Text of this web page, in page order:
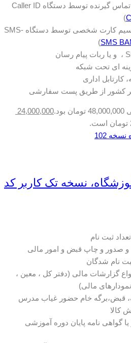
نمایش شماره و تصویر تماس گیرنده توسط دستگاه Caller ID
)
ارسال پیامک از طریق سیم کارت شخصی توسط دستگاه SMS-
)
ای تحت شبکه
اداری
کشور از طریق پست سفارشی
24,000,000
نسخه تک کاربر کد
ثبت نام
و صدور و چاپ قبض و امور مالی
نام شدگان
گزارشات مالی (دفتر کل ، معین ،
مالی)
قبض،برگه خام حضور غیاب مدرس
کالا
گواهی نامه پایان دوره آموزشی